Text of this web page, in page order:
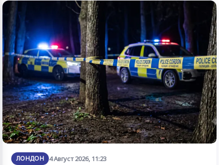
ЛОНДОН 4 Август 2026, 11:23